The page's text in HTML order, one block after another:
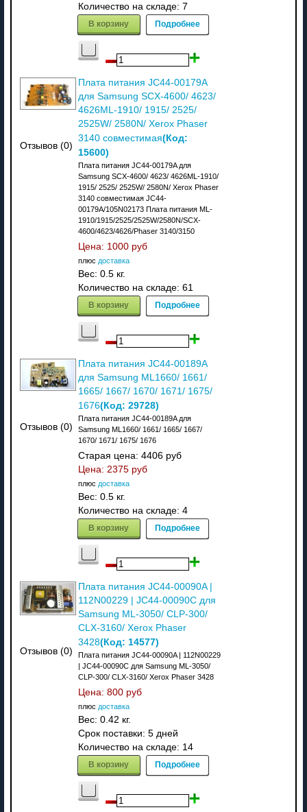
Количество на складе: 7
В корзину Подробнее
Отзывов (0)
Плата питания JC44-00179A
для Samsung SCX-4600/ 4623/
4626ML-1910/ 1915/ 2525/
2525W/ 2580N/ Xerox Phaser
3140 совместимая(Код:
15600)
Плата питания JC44-00179A для
Samsung SCX-4600/ 4623/ 4626ML-1910/
1915/ 2525/ 2525W/ 2580N/ Xerox Phaser
3140 совместимая JC44-
00179A/105N02173 Плата питания ML-
1910/1915/2525/2525W/2580N/SCX-
4600/4623/4626/Phaser 3140/3150
Цена: 1000 руб
плюс доставка
Вес: 0.5 кг.
Количество на складе: 61
В корзину Подробнее
Отзывов (0)
Плата питания JC44-00189A
для Samsung ML1660/ 1661/
1665/ 1667/ 1670/ 1671/ 1675/
1676(Код: 29728)
Плата питания JC44-00189A для
Samsung ML1660/ 1661/ 1665/ 1667/
1670/ 1671/ 1675/ 1676
Старая цена: 4406 руб
Цена: 2375 руб
плюс доставка
Вес: 0.5 кг.
Количество на складе: 4
В корзину Подробнее
Отзывов (0)
Плата питания JC44-00090A |
112N00229 | JC44-00090C для
Samsung ML-3050/ CLP-300/
CLX-3160/ Xerox Phaser
3428(Код: 14577)
Плата питания JC44-00090A | 112N00229
| JC44-00090C для Samsung ML-3050/
CLP-300/ CLX-3160/ Xerox Phaser 3428
Цена: 800 руб
плюс доставка
Вес: 0.42 кг.
Срок поставки: 5 дней
Количество на складе: 14
В корзину Подробнее